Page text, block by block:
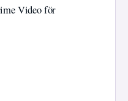
Video för